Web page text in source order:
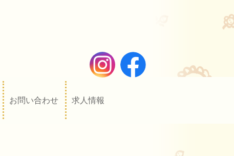
お問い合わせ 求人情報